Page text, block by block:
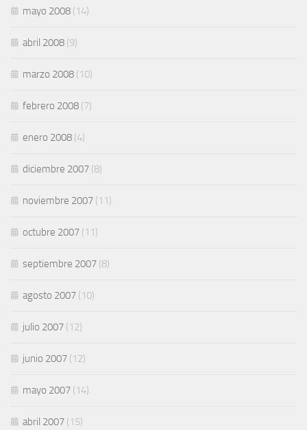
mayo 2008 (14)
abril 2008 (9)
marzo 2008 (10)
febrero 2008 (7)
enero 2008 (4)
diciembre 2007 (8)
noviembre 2007 (11)
octubre 2007 (11)
septiembre 2007 (8)
agosto 2007 (10)
julio 2007 (12)
junio 2007 (12)
mayo 2007 (14)
abril 2007 (15)